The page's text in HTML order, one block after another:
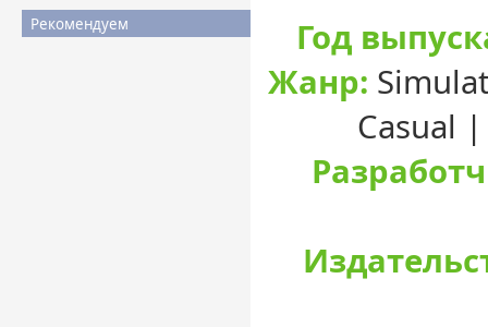
Рекомендуем
Год
Жанр:
Casual